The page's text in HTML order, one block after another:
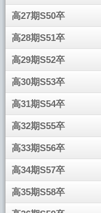
リーワン!今まで育
がら、それぞれの年
てきた。
丘帰会の一員で良か
【「牧陵会だより」
高27期S50卒
高28期S51卒
高29期S52卒
高30期S53卒
高31期S54卒
高32期S55卒
高33期S56卒
高34期S57卒
高35期S58卒